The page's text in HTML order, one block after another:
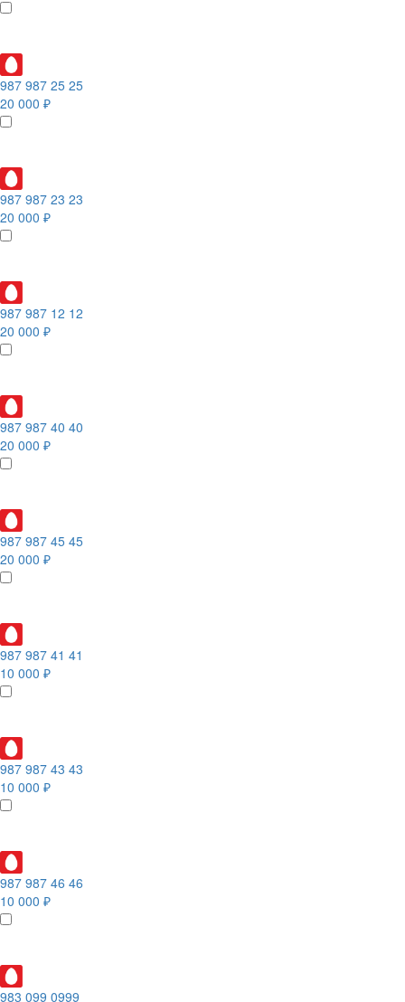
987 987 25 25
20 000 ₽
987 987 23 23
20 000 ₽
987 987 12 12
20 000 ₽
987 987 40 40
20 000 ₽
987 987 45 45
20 000 ₽
987 987 41 41
10 000 ₽
987 987 43 43
10 000 ₽
987 987 46 46
10 000 ₽
983 099 0999